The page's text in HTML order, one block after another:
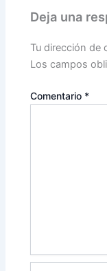
Deja una
Tu dirección de
Los campos
Comentario *